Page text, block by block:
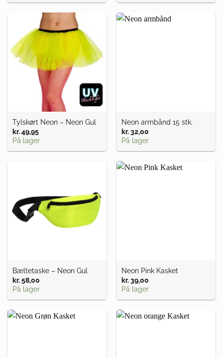
Tylskørt Neon – Neon Gul
kr.49,95
På lager
Neon armbånd 15 stk.
kr.32,00
På lager
Bæltetaske – Neon Gul
kr.58,00
På lager
Neon Pink Kasket
kr.39,00
På lager